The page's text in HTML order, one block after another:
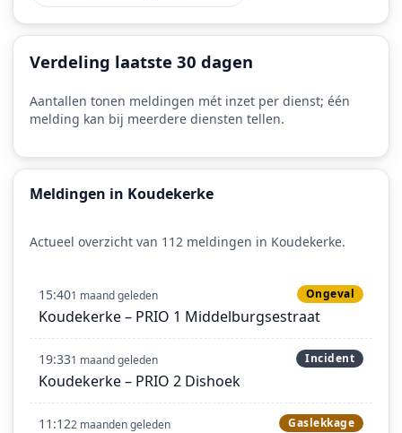
Verdeling laatste 30 dagen
Aantallen tonen meldingen mét inzet per dienst; één
melding kan bij meerdere diensten tellen.
Meldingen in Koudekerke
Actueel overzicht van 112 meldingen in Koudekerke.
15:401 maand geleden Ongeval
Koudekerke – PRIO 1 Middelburgsestraat
19:331 maand geleden Incident
Koudekerke – PRIO 2 Dishoek
11:122 maanden geleden Gaslekkage